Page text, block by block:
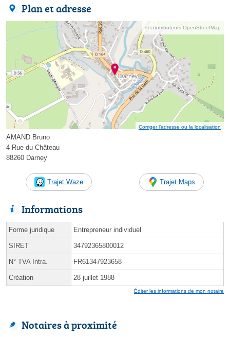
Plan et adresse
© contributeurs OpenStreetMap
Corriger l’adresse ou la localisation
AMAND Bruno
4 Rue du Château
88260 Darney
Trajet Waze Trajet Maps
Informations
Forme juridique Entrepreneur individuel
SIRET 34792365800012
N° TVA Intra. FR61347923658
Création 28 juillet 1988
Éditer les informations de mon notaire
Notaires à proximité